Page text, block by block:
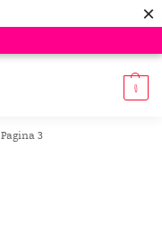
×
0
Pagina 3